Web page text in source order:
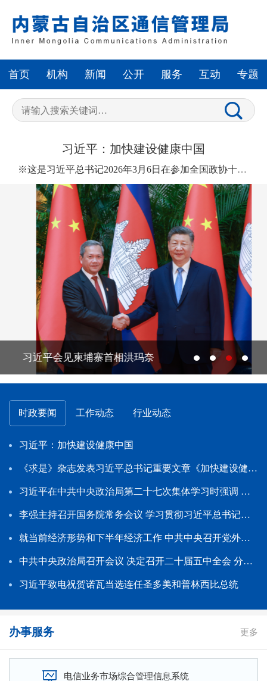
首页 机构 新闻 公开 服务 互动 专题
习近平：加快建设健康中国
※这是习近平总书记2026年3月6日在参加全国政协十四届四次会议农工党、九三学社、医药卫生界、社会福利和社会保障界委员联组会时讲话的主要部分。
习近平会见柬埔寨首相洪玛奈
时政要闻 工作动态 行业动态
习近平：加快建设健康中国
《求是》杂志发表习近平总书记重要文章《加快建设健康中国》
习近平在中共中央政治局第二十七次集体学习时强调 强化政治引领 深化创新发展高质量推进国防和军队现代化
李强主持召开国务院常务会议 学习贯彻习近平总书记关于上半年经济形势和做好下半年经济工作的重要讲话精神
就当前经济形势和下半年经济工作 中共中央召开党外人士座谈会 习近平主持并发表重要讲话
中共中央政治局召开会议 决定召开二十届五中全会 分析研究当前经济形势和经济工作中共中央总书记习近平主持会议
习近平致电祝贺诺瓦当选连任圣多美和普林西比总统
办事服务 更多
电信业务市场综合管理信息系统